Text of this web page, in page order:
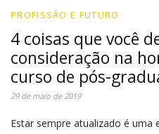
PROFISSÃO E FUTURO
4 coisas que você
consideração na
curso de pós-
29 de maio de 2019
Estar sempre atualizado é uma